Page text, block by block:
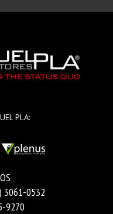
PLA:
3061-0532
9270